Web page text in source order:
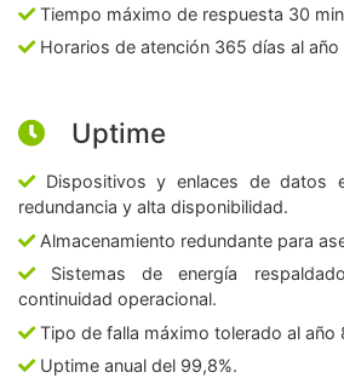
Tiempo máximo de respuesta 30
Horarios de atención 365 días al año
Uptime
Dispositivos y enlaces de datos
redundancia y alta disponibilidad.
Almacenamiento redundante para
Sistemas de energía
continuidad operacional.
Tipo de falla máximo tolerado al año
Uptime anual del 99,8%.